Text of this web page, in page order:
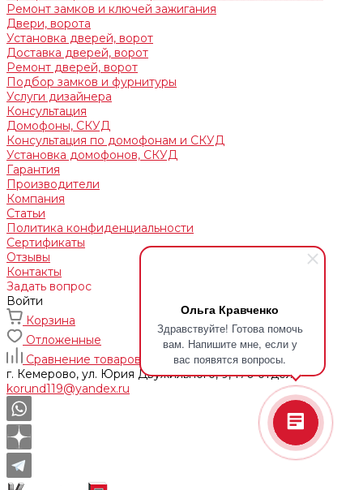
Ольга Кравченко
Здравствуйте! Готова помочь
вам. Напишите мне, если у
вас появятся вопросы.
Ремонт замков и ключей зажигания
Двери, ворота
Установка дверей, ворот
Доставка дверей, ворот
Ремонт дверей, ворот
Подбор замков и фурнитуры
Услуги дизайнера
Консультация
Домофоны, СКУД
Консультация по домофонам и СКУД
Установка домофонов, СКУД
Гарантия
Производители
Компания
Статьи
Политика конфиденциальности
Сертификаты
Отзывы
Контакты
Задать вопрос
Войти
Корзина
Отложенные
Сравнение товаров
г. Кемерово, ул. Юрия Двужильного, 9, 170 отдел
korund119@yandex.ru